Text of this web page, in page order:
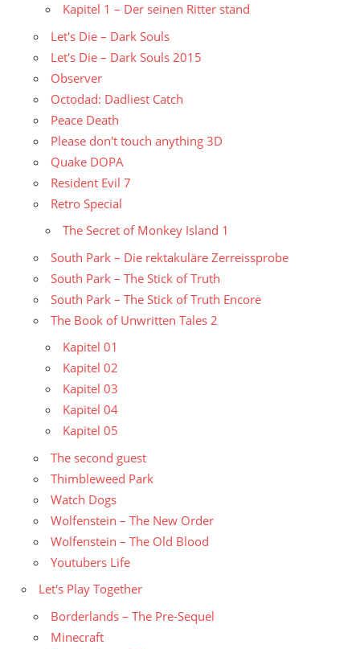
Kapitel 1 – Der seinen Ritter stand
Let's Die – Dark Souls
Let's Die – Dark Souls 2015
Observer
Octodad: Dadliest Catch
Peace Death
Please don't touch anything 3D
Quake DOPA
Resident Evil 7
Retro Special
The Secret of Monkey Island 1
South Park – Die rektakuläre Zerreissprobe
South Park – The Stick of Truth
South Park – The Stick of Truth Encore
The Book of Unwritten Tales 2
Kapitel 01
Kapitel 02
Kapitel 03
Kapitel 04
Kapitel 05
The second guest
Thimbleweed Park
Watch Dogs
Wolfenstein – The New Order
Wolfenstein – The Old Blood
Youtubers Life
Let's Play Together
Borderlands – The Pre-Sequel
Minecraft